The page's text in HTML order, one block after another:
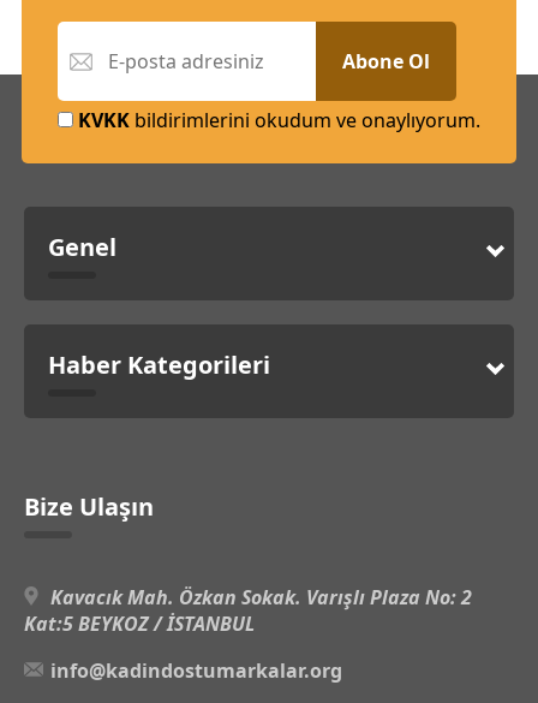
Abone Ol
KVKK bildirimlerini okudum ve onaylıyorum.
Genel
Haber Kategorileri
Bize Ulaşın
Kavacık Mah. Özkan Sokak. Varışlı Plaza No: 2
Kat:5 BEYKOZ / İSTANBUL
info@kadindostumarkalar.org